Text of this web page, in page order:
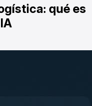
qué es